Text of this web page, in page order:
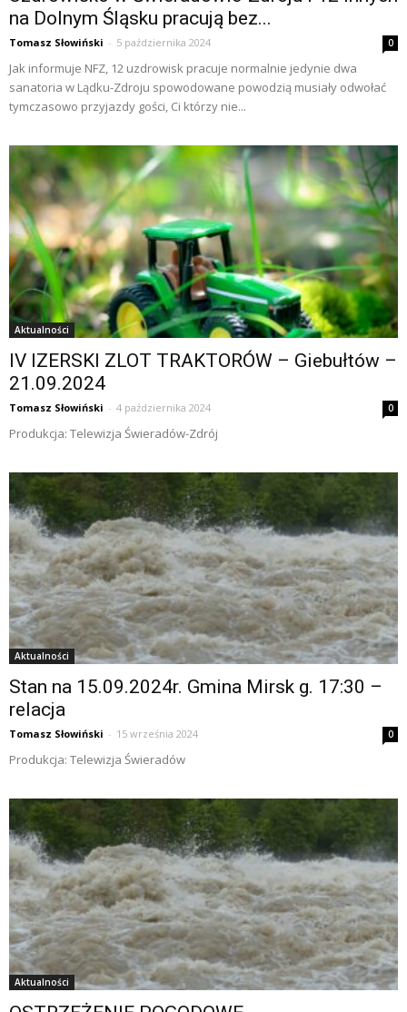
na Dolnym Śląsku pracują bez...
Tomasz Słowiński - 5 października 2024 0
Jak informuje NFZ, 12 uzdrowisk pracuje normalnie jedynie dwa
sanatoria w Lądku-Zdroju spowodowane powodzią musiały odwołać
tymczasowo przyjazdy gości, Ci którzy nie...
Aktualności
IV IZERSKI ZLOT TRAKTORÓW – Giebułtów –
21.09.2024
Tomasz Słowiński - 4 października 2024 0
Produkcja: Telewizja Świeradów-Zdrój
Aktualności
Stan na 15.09.2024r. Gmina Mirsk g. 17:30 –
relacja
Tomasz Słowiński - 15 września 2024 0
Produkcja: Telewizja Świeradów
Aktualności